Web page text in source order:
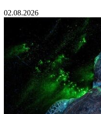
02.08.2026